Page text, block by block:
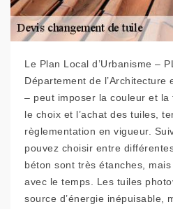
Le Plan Local d’Urbanisme –
Département de l’Architecture
– peut imposer la couleur et la
le choix et l’achat des tuiles,
règlementation en vigueur.
pouvez choisir entre
béton sont très étanches,
avec le temps. Les tuiles
source d’énergie inépuisable,